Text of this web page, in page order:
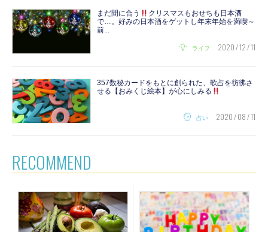
まだ間に合う
クリスマスもおせちも日本酒
で…。好みの日本酒をゲットし年末年始を満喫～
前...
ライフ 2020 / 12 / 11
357数秘カードをもとに創られた、歌占を彷彿さ
せる【おみくじ絵本】が心にしみる
占い 2020 / 08 / 11
RECOMMEND